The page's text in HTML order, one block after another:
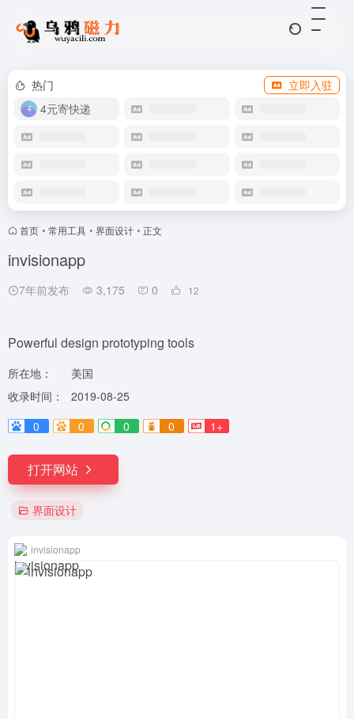
热门
立即入驻
4元寄快递
首页 • 常用工具 • 界面设计 • 正文
invisionapp
7年前发布 3,175 0 12
Powerful design prototyping tools
所在地：
美国
收录时间：
2019-08-25
0
0 0 0 1+
打开网站
界面设计
invisionapp